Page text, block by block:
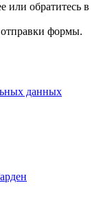
или обратитесь в
формы.
данных